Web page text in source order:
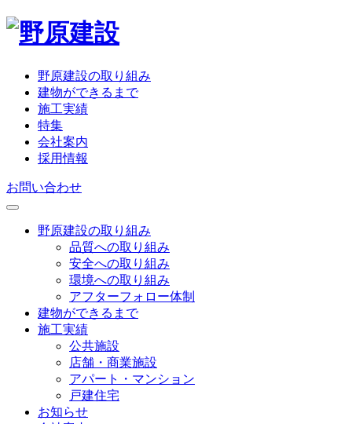
野原建設の取り組み
建物ができるまで
施工実績
特集
会社案内
採用情報
お問い合わせ
野原建設の取り組み
品質への取り組み
安全への取り組み
環境への取り組み
アフターフォロー体制
建物ができるまで
施工実績
公共施設
店舗・商業施設
アパート・マンション
戸建住宅
お知らせ